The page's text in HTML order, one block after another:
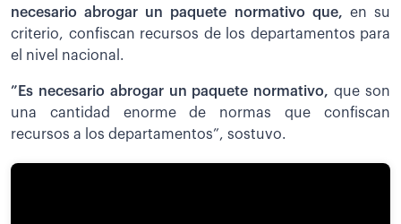
necesario abrogar un paquete normativo que, en su
criterio, confiscan recursos de los departamentos para
el nivel nacional.
”Es necesario abrogar un paquete normativo,que son
una cantidad enorme de normas que confiscan
recursos a los departamentos”, sostuvo.